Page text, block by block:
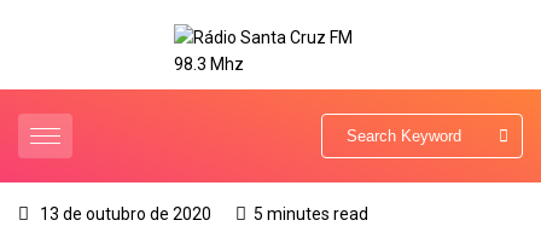
13 de outubro de 2020 5 minutes read